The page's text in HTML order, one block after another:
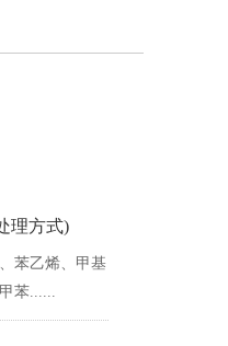
理方式)
乙烯、甲基
甲苯......